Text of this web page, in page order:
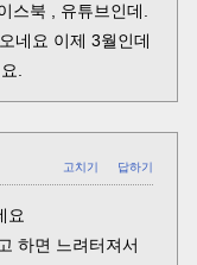
스북 , 유튜브인데.
네요 이제 3월인데
.
고치기 답하기
요
하면 느려터져서